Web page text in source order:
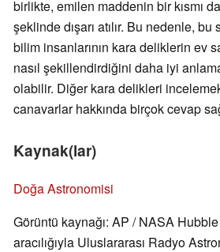
birlikte, emilen maddenin bir kısmı
şeklinde dışarı atılır. Bu nedenle,
bilim insanlarının kara deliklerin ev
nasıl şekillendirdiğini daha iyi
olabilir. Diğer kara delikleri
canavarlar hakkında birçok cevap
Kaynak(lar)
Doğa Astronomisi
Görüntü kaynağı: AP / NASA
aracılığıyla Uluslararası Radyo